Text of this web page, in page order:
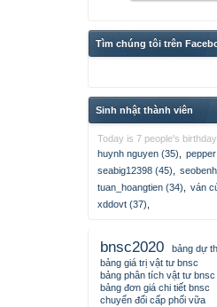
Tìm chúng tôi trên
Sinh nhật thành viên
Today is 7 people's birthday.
huynh nguyen (35)
seabig12398 (45)
tuan_hoangtien (34)
ván
xddovt (37)
bnsc2020
bảng dự
bảng giá trị vật tư bnsc
bảng phân tích vật tư bnsc
bảng đơn giá chi tiết bnsc
chuyển đổi cấp phối vữa